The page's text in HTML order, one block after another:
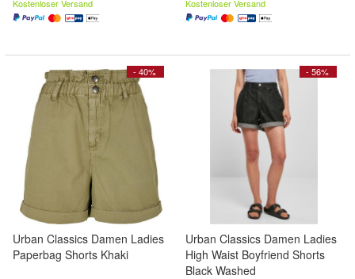
Kostenloser Versand Kostenloser Versand
- 40%
Urban Classics Damen Ladies
Paperbag Shorts Khaki
- 56%
Urban Classics Damen Ladies
High Waist Boyfriend Shorts
Black Washed